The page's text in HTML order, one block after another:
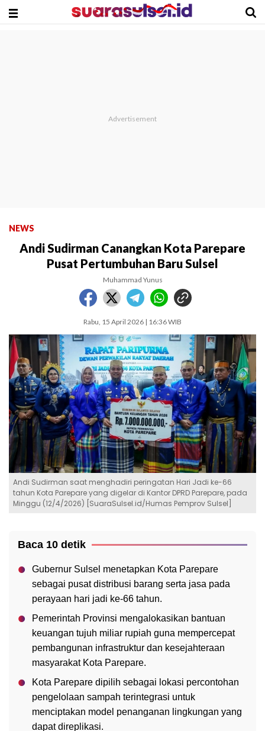
NEWS
Andi Sudirman Canangkan Kota Parepare
Pusat Pertumbuhan Baru Sulsel
Muhammad Yunus
Rabu, 15 April 2026 | 16:36 WIB
Andi Sudirman saat menghadiri peringatan Hari Jadi ke-66
tahun Kota Parepare yang digelar di Kantor DPRD Parepare, pada
Minggu (12/4/2026) [SuaraSulsel.id/Humas Pemprov Sulsel]
Baca 10 detik
Gubernur Sulsel menetapkan Kota Parepare
sebagai pusat distribusi barang serta jasa pada
perayaan hari jadi ke-66 tahun.
Pemerintah Provinsi mengalokasikan bantuan
keuangan tujuh miliar rupiah guna mempercepat
pembangunan infrastruktur dan kesejahteraan
masyarakat Kota Parepare.
Kota Parepare dipilih sebagai lokasi percontohan
pengelolaan sampah terintegrasi untuk
menciptakan model penanganan lingkungan yang
dapat direplikasi.